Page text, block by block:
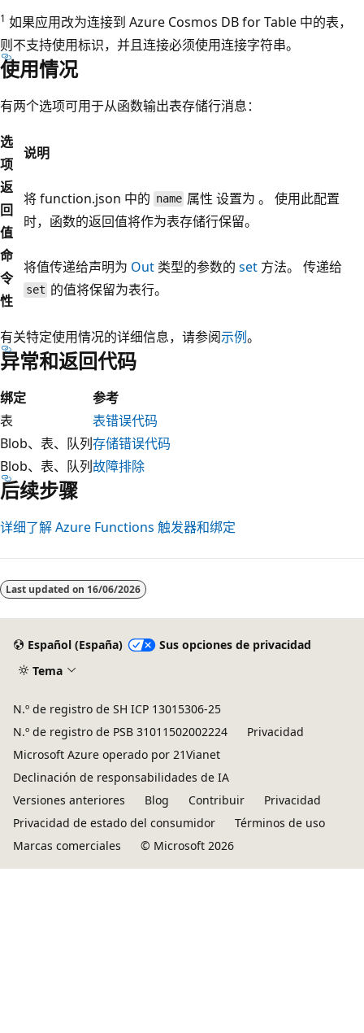
1 如果应用改为连接到 Azure Cosmos DB for Table 中的表，
则不支持使用标识，并且连接必须使用连接字符串。
使用情况
有两个选项可用于从函数输出表存储行消息：
选
项
说明
返
回
值
将 function.json 中的 name 属性 设置为。 使用此配置
时，函数的返回值将作为表存储行保留。
命
令
性
将值传递给声明为 Out 类型的参数的 set 方法。 传递给
set 的值将保留为表行。
有关特定使用情况的详细信息，请参阅示例。
异常和返回代码
绑定
参考
表
表错误代码
Blob、表、队列存储错误代码
Blob、表、队列故障排除
后续步骤
详细了解 Azure Functions 触发器和绑定
Last updated on 16/06/2026
Español (España)
Sus opciones de privacidad
Tema
N.º de registro de SH ICP 13015306-25
N.º de registro de PSB 31011502002224
Privacidad
Microsoft Azure operado por 21Vianet
Declinación de responsabilidades de IA
Versiones anteriores
Blog Contribuir
Privacidad
Privacidad de estado del consumidor
Términos de uso
Marcas comerciales
© Microsoft 2026